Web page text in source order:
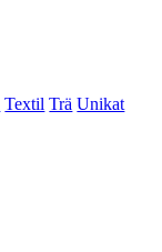
Textil Trä Unikat